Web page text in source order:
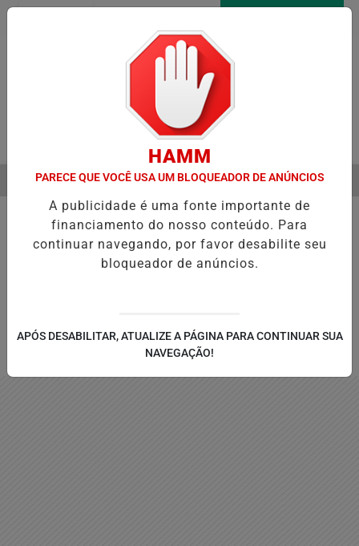
Pesquisar Notícia
VERDADEIRA RELAÇÃO DE ELIZE E MARCOS MATSUNAGA ANTES
EM ALTA
MENU
HAMM
PARECE QUE VOCÊ USA UM BLOQUEADOR DE ANÚNCIOS
A publicidade é uma fonte importante de
financiamento do nosso conteúdo. Para
continuar navegando, por favor desabilite seu
bloqueador de anúncios.
APÓS DESABILITAR, ATUALIZE A PÁGINA PARA CONTINUAR SUA
NAVEGAÇÃO!